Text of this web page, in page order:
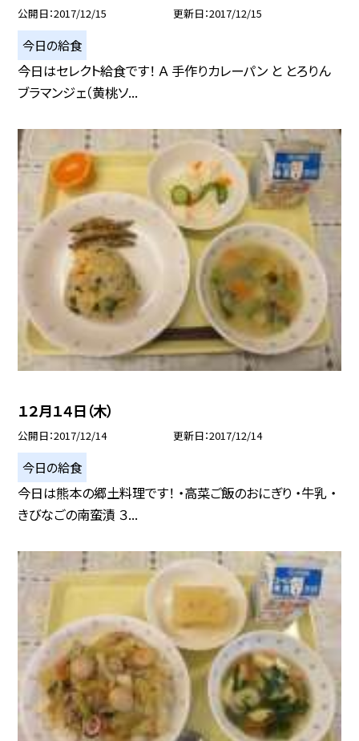
公開日 2017/12/15 更新日 2017/12/15
今日の給食
今日はセレクト給食です！ Ａ 手作りカレーパン と とろりん
ブラマンジェ（黄桃ソ...
１２月１４日（木）
公開日 2017/12/14 更新日 2017/12/14
今日の給食
今日は熊本の郷土料理です！ ・高菜ご飯のおにぎり ・牛乳 ・
きびなごの南蛮漬 ３...